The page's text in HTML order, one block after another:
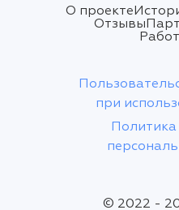
О проекте
Отзывы
при
Политика
© 2022 -